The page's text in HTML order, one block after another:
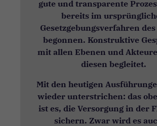
gute und transparente
bereits im
Gesetzgebungsverfahren
begonnen. Konstruktive
mit allen Ebenen und
diesen begleitet.
Mit den heutigen
wieder unterstrichen: das
ist es, die Versorgung in der
sichern. Zwar wird es